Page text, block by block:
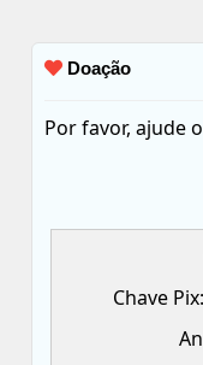
Doação
Por favor, ajude
Chave Pix: